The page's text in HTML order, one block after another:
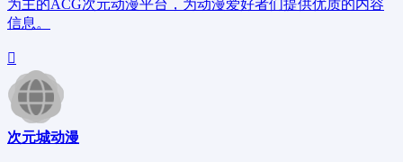
为主的ACG次元动漫平台，为动漫爱好者们提供优质的内容
信息。
次元城动漫